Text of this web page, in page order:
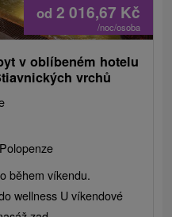
od 2 016,67 Kč
/noc/osoba
v oblíbeném hotelu
vrchů
Polopenze
během víkendu.
wellness U víkendové